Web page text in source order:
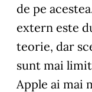
de pe
extern este
teorie, dar
sunt mai
Apple ai mai